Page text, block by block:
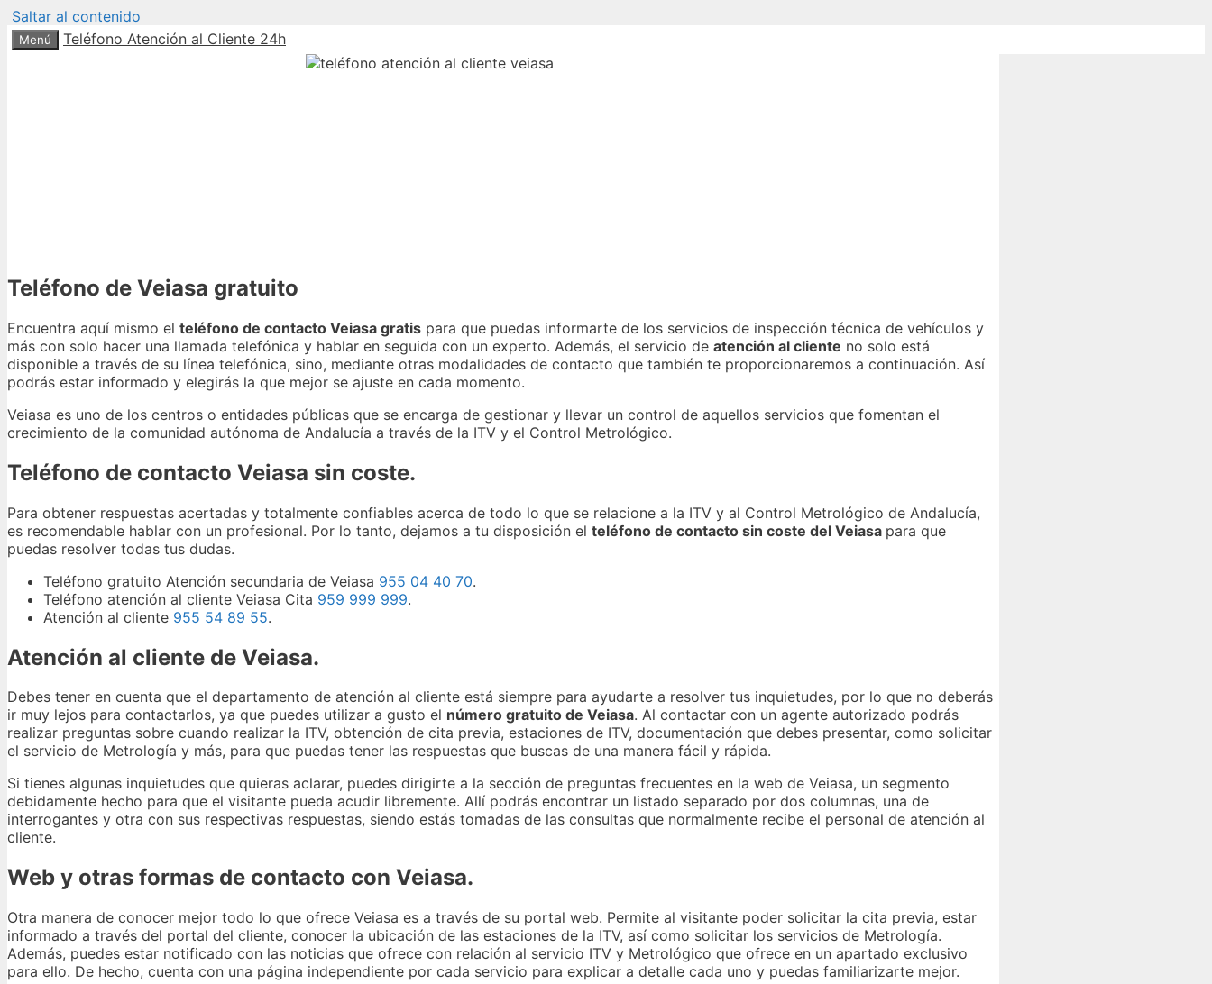
Saltar al contenido
Menú Teléfono Atención al Cliente 24h
Teléfono de Veiasa gratuito
Encuentra aquí mismo el teléfono de contacto Veiasa gratis para que puedas informarte de los servicios de inspección técnica de vehículos y
más con solo hacer una llamada telefónica y hablar en seguida con un experto. Además, el servicio de atención al cliente no solo está
disponible a través de su línea telefónica, sino, mediante otras modalidades de contacto que también te proporcionaremos a continuación. Así
podrás estar informado y elegirás la que mejor se ajuste en cada momento.
Veiasa es uno de los centros o entidades públicas que se encarga de gestionar y llevar un control de aquellos servicios que fomentan el
crecimiento de la comunidad autónoma de Andalucía a través de la ITV y el Control Metrológico.
Teléfono de contacto Veiasa sin coste.
Para obtener respuestas acertadas y totalmente confiables acerca de todo lo que se relacione a la ITV y al Control Metrológico de Andalucía,
es recomendable hablar con un profesional. Por lo tanto, dejamos a tu disposición el teléfono de contacto sin coste del Veiasa para que
puedas resolver todas tus dudas.
Teléfono gratuito Atención secundaria de Veiasa 955 04 40 70.
Teléfono atención al cliente Veiasa Cita 959 999 999.
Atención al cliente 955 54 89 55.
Atención al cliente de Veiasa.
Debes tener en cuenta que el departamento de atención al cliente está siempre para ayudarte a resolver tus inquietudes, por lo que no deberás
ir muy lejos para contactarlos, ya que puedes utilizar a gusto el número gratuito de Veiasa. Al contactar con un agente autorizado podrás
realizar preguntas sobre cuando realizar la ITV, obtención de cita previa, estaciones de ITV, documentación que debes presentar, como solicitar
el servicio de Metrología y más, para que puedas tener las respuestas que buscas de una manera fácil y rápida.
Si tienes algunas inquietudes que quieras aclarar, puedes dirigirte a la sección de preguntas frecuentes en la web de Veiasa, un segmento
debidamente hecho para que el visitante pueda acudir libremente. Allí podrás encontrar un listado separado por dos columnas, una de
interrogantes y otra con sus respectivas respuestas, siendo estás tomadas de las consultas que normalmente recibe el personal de atención al
cliente.
Web y otras formas de contacto con Veiasa.
Otra manera de conocer mejor todo lo que ofrece Veiasa es a través de su portal web. Permite al visitante poder solicitar la cita previa, estar
informado a través del portal del cliente, conocer la ubicación de las estaciones de la ITV, así como solicitar los servicios de Metrología.
Además, puedes estar notificado con las noticias que ofrece con relación al servicio ITV y Metrológico que ofrece en un apartado exclusivo
para ello. De hecho, cuenta con una página independiente por cada servicio para explicar a detalle cada uno y puedas familiarizarte mejor.